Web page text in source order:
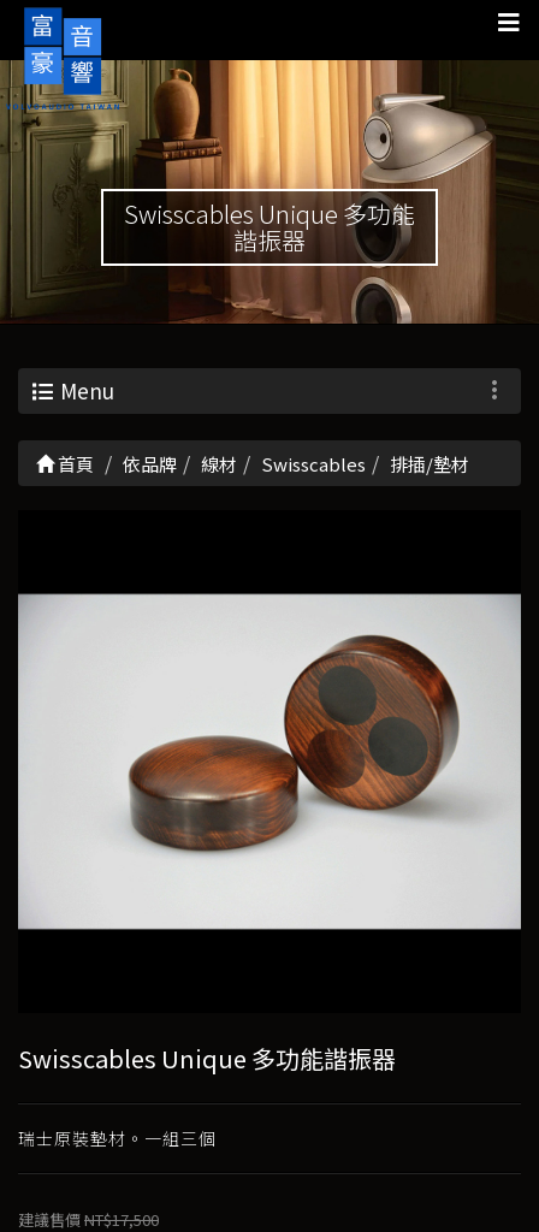
Swisscables Unique 多功能
諧振器
Menu
首頁 依品牌 線材 Swisscables 排插/墊材
Swisscables Unique 多功能諧振器
瑞士原裝墊材。一組三個
建議售價NT$17,500